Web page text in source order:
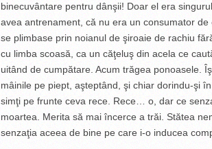
binecuvântare pentru dânşii! Doar el era
avea antrenament, că nu era un consumator
se plimbase prin noianul de şiroaie de rachiu
cu limba scoasă, ca un căţeluş din acela ce
uitând de cumpătare. Acum trăgea ponoasele.
mâinile pe piept, aşteptând, şi chiar dorindu-şi
simţi pe frunte ceva rece. Rece… o, dar ce
moartea. Merita să mai încerce a trăi. Stătea
senzaţia aceea de bine pe care i-o inducea